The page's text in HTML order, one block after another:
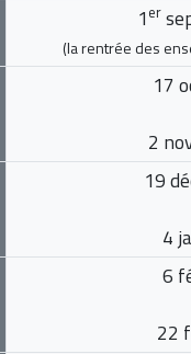
1 er
(la rentrée des
17
2
19
4
6
22